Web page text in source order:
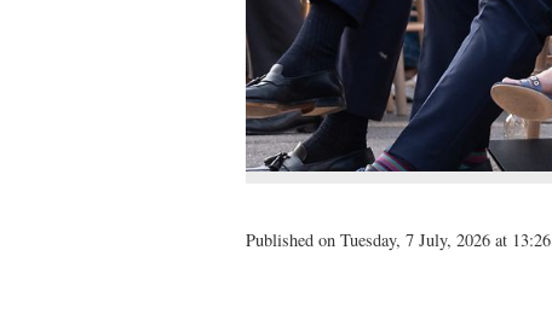
Published on Tuesday, 7 July, 2026 at 13:26